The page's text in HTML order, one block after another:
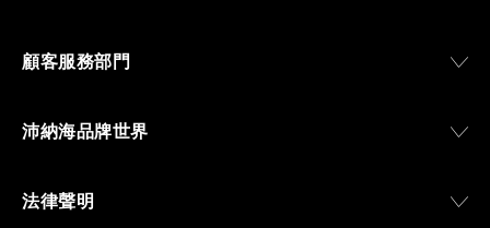
顧客服務部門
沛納海品牌世界
法律聲明